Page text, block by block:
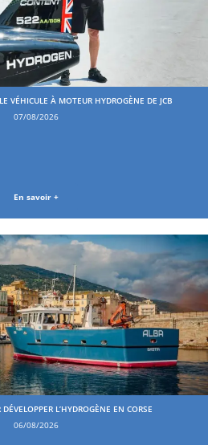
VÉHICULE À MOTEUR HYDROGÈNE DE JCB
07/08/2026
En savoir +
L’HYDROGÈNE EN CORSE
06/08/2026